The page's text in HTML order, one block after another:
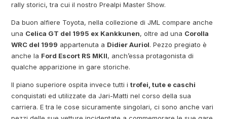
rally storici, tra cui il nostro Prealpi Master Show.
Da buon alfiere Toyota, nella collezione di JML compare anche
una Celica GT del 1995 ex Kankkunen, oltre ad una Corolla
WRC del 1999 appartenuta a Didier Auriol. Pezzo pregiato è
anche la Ford Escort RS MKII, anch’essa protagonista di
qualche apparizione in gare storiche.
Il piano superiore ospita invece tutti itrofei, tute e caschi
conquistati ed utilizzate da Jari-Matti nel corso della sua
carriera. E tra le cose sicuramente singolari, ci sono anche vari